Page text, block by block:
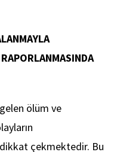
ölüm ve
çekmektedir. Bu